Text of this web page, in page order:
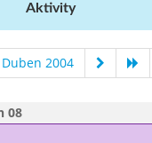
Aktivity
Duben 2004
08